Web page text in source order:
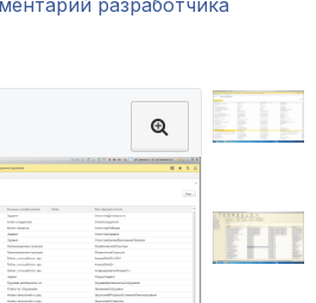
разработчика